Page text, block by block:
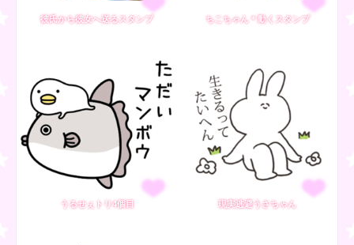
彼氏から彼女へ送るスタンプ ちこちゃん＊動くスタンプ
うるせぇトリ4個目 現実逃避うさちゃん